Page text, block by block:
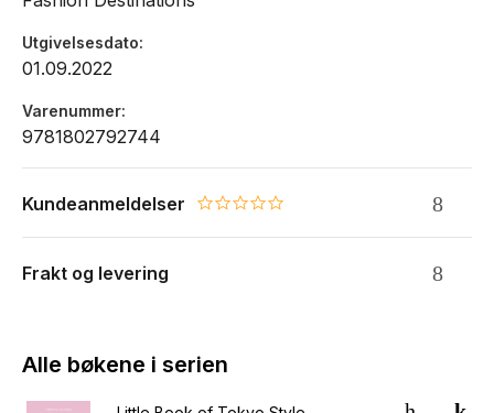
Utgivelsesdato
01.09.2022
Varenummer
9781802792744
Kundeanmeldelser 0.0 star rating
Frakt og levering
Alle bøkene i serien